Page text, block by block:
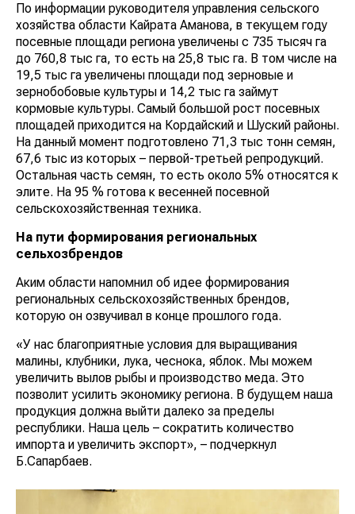
По информации руководителя управления сельского
хозяйства области Кайрата Аманова, в текущем году
посевные площади региона увеличены с 735 тысяч га
до 760,8 тыс га, то есть на 25,8 тыс га. В том числе на
19,5 тыс га увеличены площади под зерновые и
зернобобовые культуры и 14,2 тыс га займут
кормовые культуры. Самый большой рост посевных
площадей приходится на Кордайский и Шуский районы.
На данный момент подготовлено 71,3 тыс тонн семян,
67,6 тыс из которых – первой-третьей репродукций.
Остальная часть семян, то есть около 5% относятся к
элите. На 95 % готова к весенней посевной
сельскохозяйственная техника.
На пути формирования региональных
сельхозбрендов
Аким области напомнил об идее формирования
региональных сельскохозяйственных брендов,
которую он озвучивал в конце прошлого года.
«У нас благоприятные условия для выращивания
малины, клубники, лука, чеснока, яблок. Мы можем
увеличить вылов рыбы и производство меда. Это
позволит усилить экономику региона. В будущем наша
продукция должна выйти далеко за пределы
республики. Наша цель – сократить количество
импорта и увеличить экспорт», – подчеркнул
Б.Сапарбаев.